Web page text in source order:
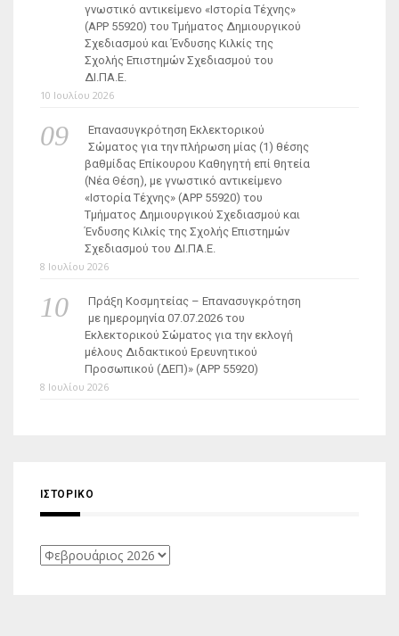
γνωστικό αντικείμενο «Ιστορία Τέχνης»
(ΑΡΡ 55920) του Τμήματος Δημιουργικού
Σχεδιασμού και Ένδυσης Κιλκίς της
Σχολής Επιστημών Σχεδιασμού του
ΔΙ.ΠΑ.Ε.
10 Ιουλίου 2026
Επανασυγκρότηση Εκλεκτορικού
Σώματος για την πλήρωση μίας (1) θέσης
βαθμίδας Επίκουρου Καθηγητή επί θητεία
(Νέα Θέση), με γνωστικό αντικείμενο
«Ιστορία Τέχνης» (ΑΡΡ 55920) του
Τμήματος Δημιουργικού Σχεδιασμού και
Ένδυσης Κιλκίς της Σχολής Επιστημών
Σχεδιασμού του ΔΙ.ΠΑ.Ε.
8 Ιουλίου 2026
Πράξη Κοσμητείας – Επανασυγκρότηση
με ημερομηνία 07.07.2026 του
Εκλεκτορικού Σώματος για την εκλογή
μέλους Διδακτικού Ερευνητικού
Προσωπικού (ΔΕΠ)» (APP 55920)
8 Ιουλίου 2026
ΙΣΤΟΡΙΚΌ
Ιστορικό